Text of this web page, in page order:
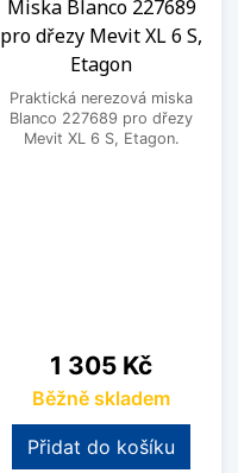
Miska Blanco 227689
pro dřezy Mevit XL 6 S,
Etagon
Praktická nerezová miska
Blanco 227689 pro dřezy
Mevit XL 6 S, Etagon.
Cena
1 305 Kč
Běžně skladem
Přidat do košíku